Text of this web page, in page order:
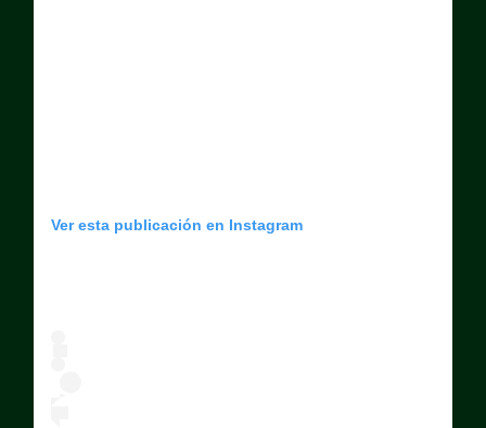
Ver esta publicación en Instagram